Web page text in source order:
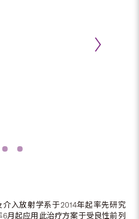
入放射学系于2014年起率先研究
6月起应用此治疗方案于受良性前列